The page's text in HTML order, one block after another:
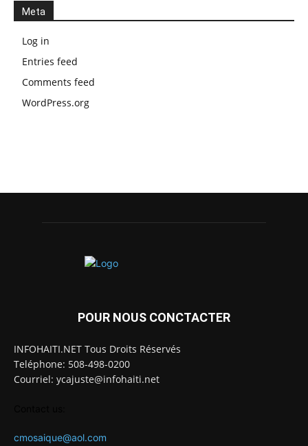
Meta
Log in
Entries feed
Comments feed
WordPress.org
POUR NOUS CONCTACTER
INFOHAITI.NET Tous Droits Réservés
Teléphone: 508-498-0200
Courriel: ycajuste@infohaiti.net
cmosaique@aol.com